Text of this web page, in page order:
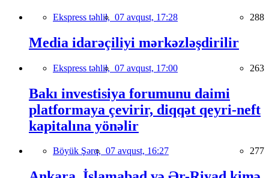
Ekspress təhlil, 07 avqust, 17:28 288
Media idarəçiliyi mərkəzləşdirilir
Ekspress təhlil, 07 avqust, 17:00 263
Bakı investisiya forumunu daimi
platformaya çevirir, diqqət qeyri-neft
kapitalına yönəlir
Böyük Şərq, 07 avqust, 16:27 277